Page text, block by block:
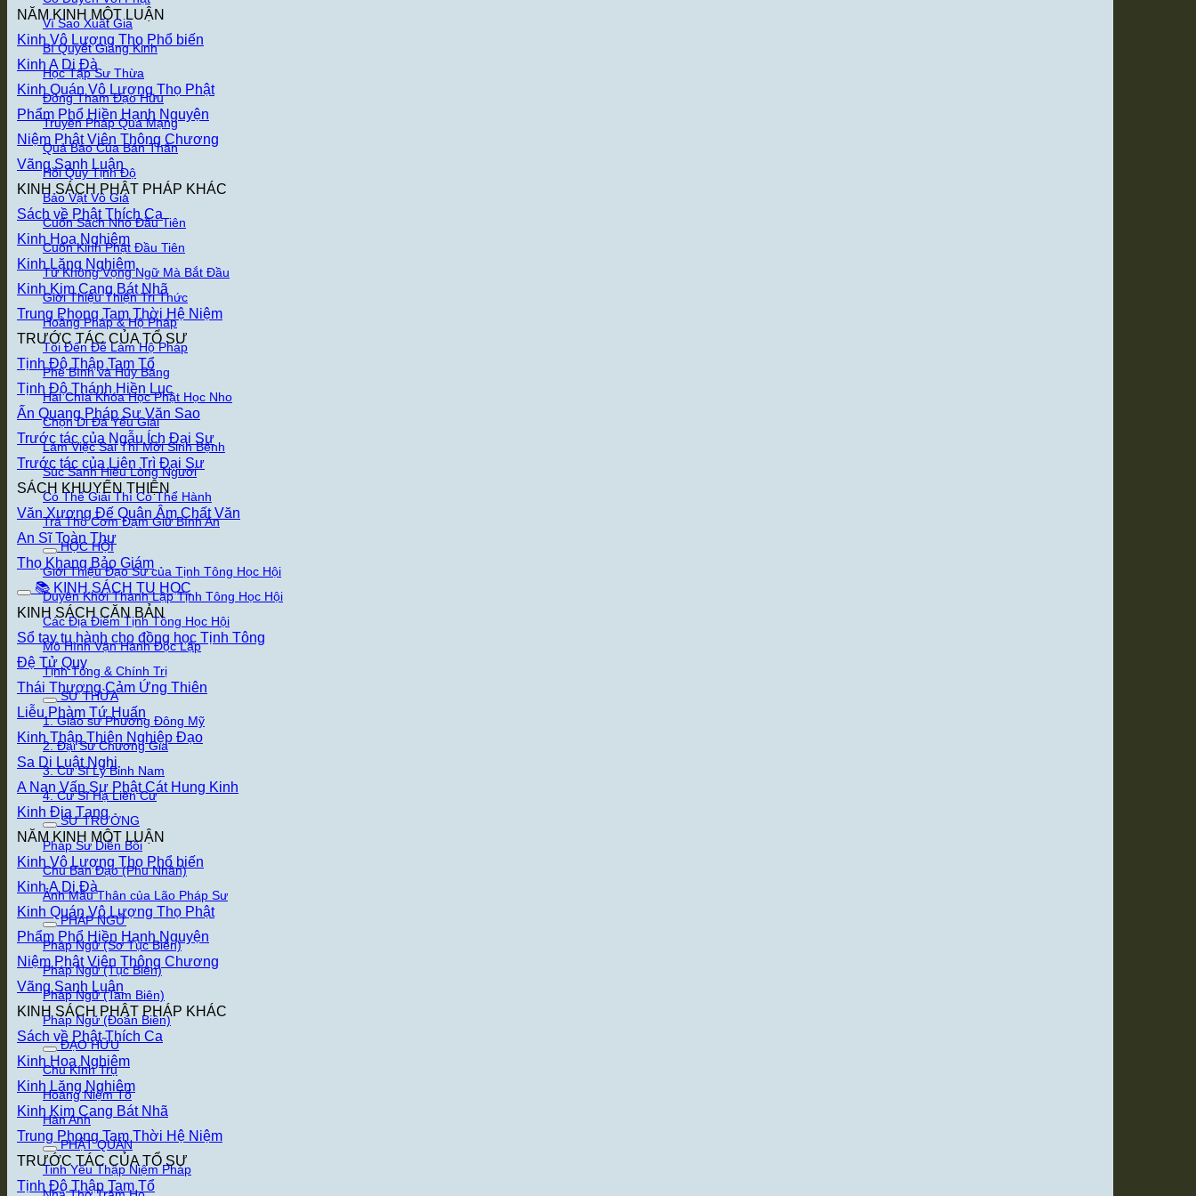
Vì Sao Xuất Gia
Bí Quyết Giảng Kinh
Học Tập Sư Thừa
Đồng Tham Đạo Hữu
Truyền Pháp Qua Mạng
Quả Báo Của Bản Thân
Hồi Quy Tịnh Độ
Bảo Vật Vô Giá
Cuốn Sách Nho Đầu Tiên
Cuốn Kinh Phật Đầu Tiên
Từ Không Vọng Ngữ Mà Bắt Đầu
Giới Thiệu Thiện Tri Thức
Hoằng Pháp & Hộ Pháp
Tôi Đến Để Làm Hộ Pháp
Phê Bình và Hủy Báng
Hai Chìa Khóa Học Phật Học Nho
Chọn Di Đà Yếu Giải
Làm Việc Sai Thì Mới Sinh Bệnh
Súc Sanh Hiểu Lòng Người
Có Thể Giải Thì Có Thể Hành
Trà Thô Cơm Đạm Giữ Bình An
HỌC HỘI
Giới Thiệu Đạo Sư của Tịnh Tông Học Hội
Duyên Khởi Thành Lập Tịnh Tông Học Hội
Các Địa Điểm Tịnh Tông Học Hội
Mô Hình Vận Hành Độc Lập
Tịnh Tông & Chính Trị
SƯ THỪA
1. Giáo sư Phương Đông Mỹ
2. Đại Sư Chương Gia
3. Cư Sĩ Lý Bỉnh Nam
4. Cư Sĩ Hạ Liên Cư
SƯ TRƯỞNG
Pháp Sư Diễn Bồi
Chu Ban Đạo (Phu Nhân)
Ảnh Mẫu Thân của Lão Pháp Sư
PHÁP NGỮ
Pháp Ngữ (Sơ Tục Biên)
Pháp Ngữ (Tục Biên)
Pháp Ngữ (Tam Biên)
Pháp Ngữ (Đoản Biên)
ĐẠO HỮU
Chu Kính Trụ
Hoàng Niệm Tổ
Hàn Anh
PHẬT QUÁN
Tinh Yếu Thập Niệm Pháp
NĂM KINH MỘT LUẬN
Kinh Vô Lượng Thọ
Kinh A Di Đà
Kinh Quán Vô Lượng Thọ Phật
Phẩm Phổ Hiền Hạnh Nguyện
Niệm Phật Viên Thông Chương
Vãng Sanh Luận
KINH SÁCH PHẬT PHÁP KHÁC
Sách về Phật Thích Ca
Kinh Hoa Nghiêm
Kinh Lăng Nghiêm
Kinh Kim Cang Bát Nhã
Trung Phong Tam Thời Hệ Niệm
TRƯỚC TÁC CỦA TỔ SƯ
Tịnh Độ Thập Tam Tổ
Tịnh Độ Thánh Hiền Lục
Ấn Quang Pháp Sư Văn Sao
Trước tác của Ngẫu Ích Đại Sư
Trước tác của Liên Trì Đại Sư
SÁCH KHUYẾN THIỆN
Văn Xương Đế Quân Âm Chất Văn
An Sĩ Toàn Thư
Thọ Khang Bảo Giám
📚 KINH SÁCH TU HỌC
KINH SÁCH CĂN BẢN
Sổ tay tu hành cho đồng học Tịnh Tông
Đệ Tử Quy
Thái Thượng Cảm Ứng Thiên
Liễu Phàm Tứ Huấn
Kinh Thập Thiện Nghiệp Đạo
Sa Di Luật Nghi
A Nan Vấn Sự Phật Cát Hung Kinh
Kinh Địa Tạng
NĂM KINH MỘT LUẬN
Kinh Vô Lượng Thọ
Kinh A Di Đà
Kinh Quán Vô Lượng Thọ Phật
Phẩm Phổ Hiền Hạnh Nguyện
Niệm Phật Viên Thông Chương
Vãng Sanh Luận
KINH SÁCH PHẬT PHÁP KHÁC
Sách về Phật Thích Ca
Kinh Hoa Nghiêm
Kinh Lăng Nghiêm
Kinh Kim Cang Bát Nhã
Trung Phong Tam Thời Hệ Niệm
TRƯỚC TÁC CỦA TỔ SƯ
Tịnh Độ Thập Tam Tổ